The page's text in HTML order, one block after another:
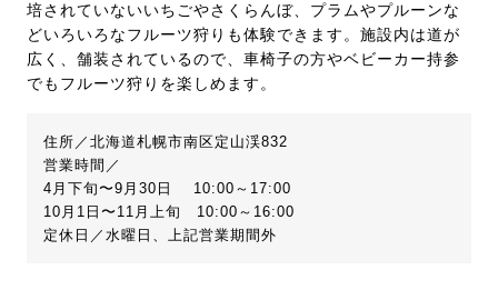
培されていないいちごやさくらんぼ、プラムやプルーンな
どいろいろなフルーツ狩りも体験できます。施設内は道が
広く、舗装されているので、車椅子の方やベビーカー持参
でもフルーツ狩りを楽しめます。
住所／北海道札幌市南区定山渓832
営業時間／
4月下旬〜9月30日 10:00～17:00
10月1日〜11月上旬 10:00～16:00
定休日／水曜日、上記営業期間外